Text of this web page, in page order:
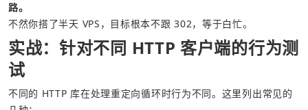
路。
不然你搭了半天 VPS，目标根本不跟 302，等于白忙。
实战：针对不同 HTTP 客户端的行为测
试
不同的 HTTP 库在处理重定向循环时行为不同。这里列出常见的